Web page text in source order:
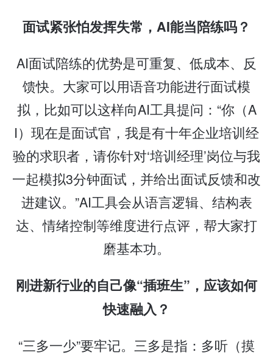
面试紧张怕发挥失常，AI能当陪练吗？
AI面试陪练的优势是可重复、低成本、反
馈快。大家可以用语音功能进行面试模
拟，比如可以这样向AI工具提问：“你（A
I）现在是面试官，我是有十年企业培训经
验的求职者，请你针对‘培训经理’岗位与我
一起模拟3分钟面试，并给出面试反馈和改
进建议。”AI工具会从语言逻辑、结构表
达、情绪控制等维度进行点评，帮大家打
磨基本功。
刚进新行业的自己像“插班生”，应该如何
快速融入？
“三多一少”要牢记。三多是指：多听（摸